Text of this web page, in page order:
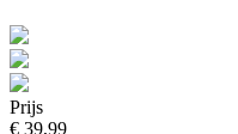
Prijs
€ 39,99